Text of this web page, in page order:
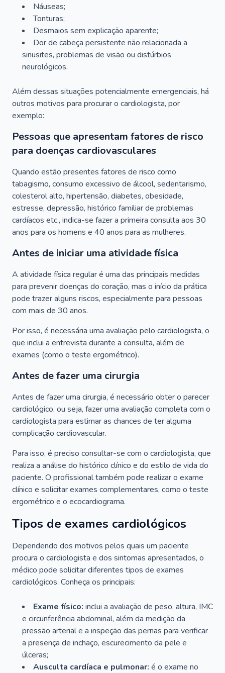
Náuseas;
Tonturas;
Desmaios sem explicação aparente;
Dor de cabeça persistente não relacionada a
sinusites, problemas de visão ou distúrbios
neurológicos.
Além dessas situações potencialmente emergenciais, há
outros motivos para procurar o cardiologista, por
exemplo:
Pessoas que apresentam fatores de risco
para doenças cardiovasculares
Quando estão presentes fatores de risco como
tabagismo, consumo excessivo de álcool, sedentarismo,
colesterol alto, hipertensão, diabetes, obesidade,
estresse, depressão, histórico familiar de problemas
cardíacos etc., indica-se fazer a primeira consulta aos 30
anos para os homens e 40 anos para as mulheres.
Antes de iniciar uma atividade física
A atividade física regular é uma das principais medidas
para prevenir doenças do coração, mas o início da prática
pode trazer alguns riscos, especialmente para pessoas
com mais de 30 anos.
Por isso, é necessária uma avaliação pelo cardiologista, o
que inclui a entrevista durante a consulta, além de
exames (como o teste ergométrico).
Antes de fazer uma cirurgia
Antes de fazer uma cirurgia, é necessário obter o parecer
cardiológico, ou seja, fazer uma avaliação completa com o
cardiologista para estimar as chances de ter alguma
complicação cardiovascular.
Para isso, é preciso consultar-se com o cardiologista, que
realiza a análise do histórico clínico e do estilo de vida do
paciente. O profissional também pode realizar o exame
clínico e solicitar exames complementares, como o teste
ergométrico e o ecocardiograma.
Tipos de exames cardiológicos
Dependendo dos motivos pelos quais um paciente
procura o cardiologista e dos sintomas apresentados, o
médico pode solicitar diferentes tipos de exames
cardiológicos. Conheça os principais:
Exame físico: inclui a avaliação de peso, altura, IMC
e circunferência abdominal, além da medição da
pressão arterial e a inspeção das pernas para verificar
a presença de inchaço, escurecimento da pele e
úlceras;
Ausculta cardíaca e pulmonar: é o exame no